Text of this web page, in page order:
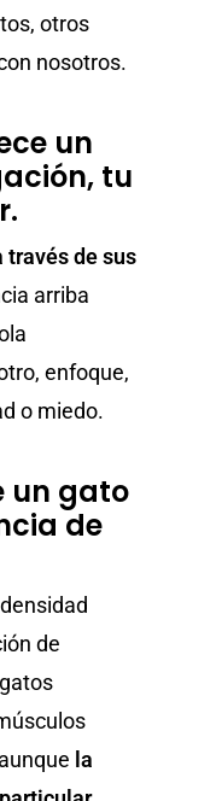
otros
nosotros.
un
tu
través de sus
arriba
enfoque,
o miedo.
un gato
de
de
la